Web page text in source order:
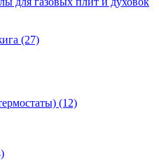
(27)
(12)